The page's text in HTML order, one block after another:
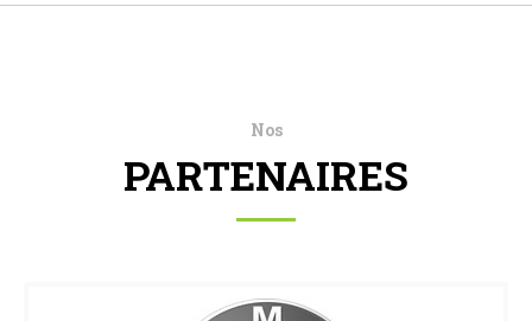
Nos
PARTENAIRES